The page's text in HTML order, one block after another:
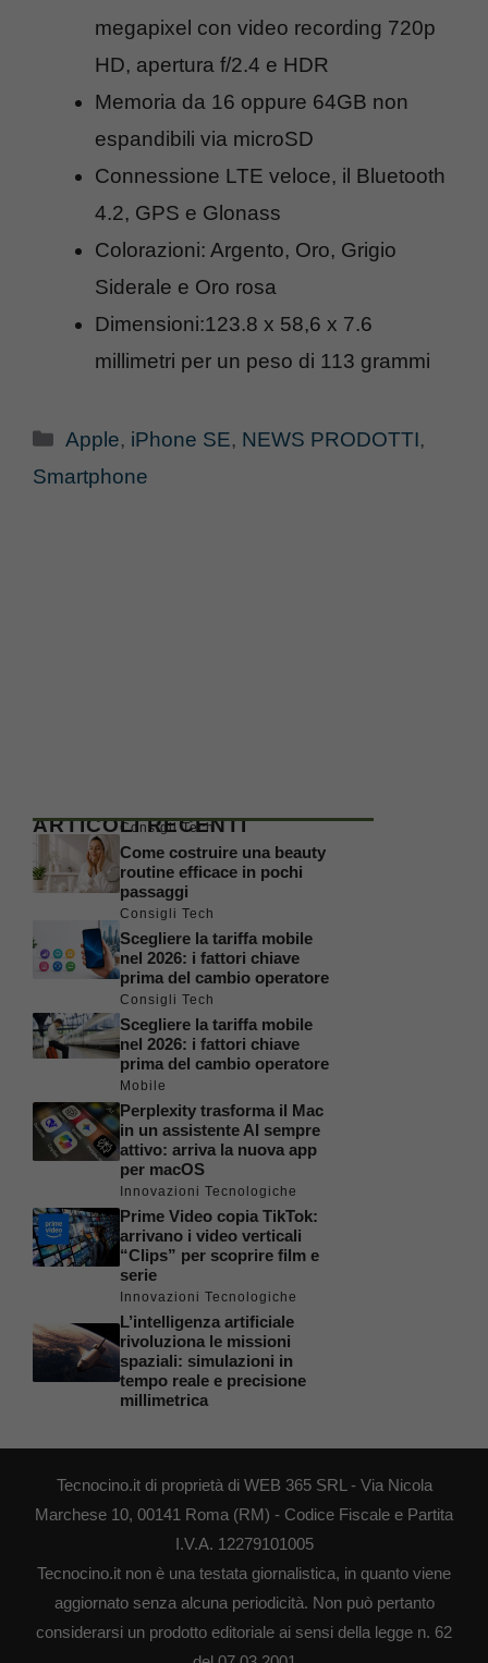
megapixel con video recording 720p
HD, apertura f/2.4 e HDR
Memoria da 16 oppure 64GB non
espandibili via microSD
Connessione LTE veloce, il Bluetooth
4.2, GPS e Glonass
Colorazioni: Argento, Oro, Grigio
Siderale e Oro rosa
Dimensioni:123.8 x 58,6 x 7.6
millimetri per un peso di 113 grammi
Categorie
Apple, iPhone SE, NEWS PRODOTTI,
Smartphone
ARTICOLI RECENTI
Consigli Tech
Come costruire una beauty
routine efficace in pochi
passaggi
Consigli Tech
Scegliere la tariffa mobile
nel 2026: i fattori chiave
prima del cambio operatore
Consigli Tech
Scegliere la tariffa mobile
nel 2026: i fattori chiave
prima del cambio operatore
Mobile
Perplexity trasforma il Mac
in un assistente AI sempre
attivo: arriva la nuova app
per macOS
Innovazioni Tecnologiche
Prime Video copia TikTok:
arrivano i video verticali
“Clips” per scoprire film e
serie
Innovazioni Tecnologiche
L’intelligenza artificiale
rivoluziona le missioni
spaziali: simulazioni in
tempo reale e precisione
millimetrica
Tecnocino.it di proprietà di WEB 365 SRL - Via Nicola
Marchese 10, 00141 Roma (RM) - Codice Fiscale e Partita
I.V.A. 12279101005
Tecnocino.it non è una testata giornalistica, in quanto viene
aggiornato senza alcuna periodicità. Non può pertanto
considerarsi un prodotto editoriale ai sensi della legge n. 62